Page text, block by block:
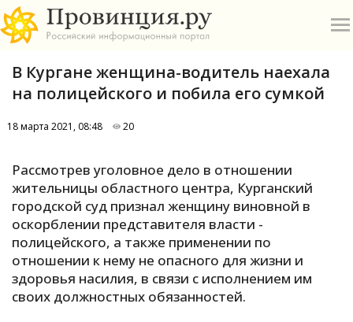
А
Б
В
О
П
В Кургане женщина-водитель наехала
на полицейского и побила его сумкой
18 марта 2021, 08:48 20
Рассмотрев уголовное дело в отношении
жительницы областного центра, Курганский
городской суд признал женщину виновной в
оскорблении представителя власти -
полицейского, а также применении по
отношении к нему не опасного для жизни и
здоровья насилия, в связи с исполнением им
своих должностных обязанностей.